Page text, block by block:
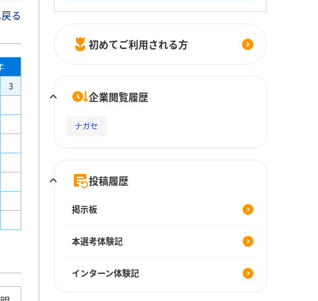
る
3
初めてご利用される方
企業閲覧履歴
ナガセ
投稿履歴
掲示板
本選考体験記
インターン体験記